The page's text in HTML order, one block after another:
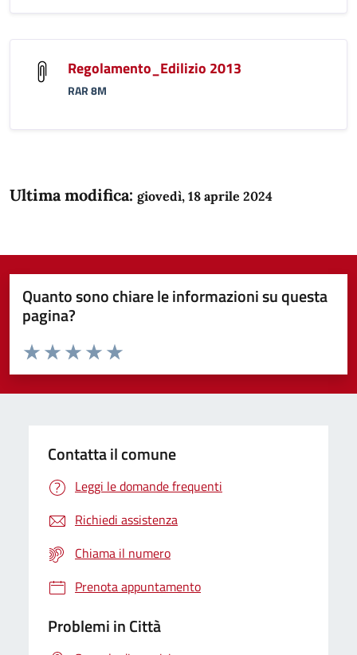
Regolamento_Edilizio 2013
RAR 8M
Ultima modifica: giovedì, 18 aprile 2024
Quanto sono chiare le informazioni su questa
pagina?
Domanda
Valuta da 1 a 5 stelle la pagina
Valuta 5 stelle su 5
Valuta 4 stelle su 5
Valuta 3 stelle su 5
Valuta 2 stelle su 5
Valuta 1 stelle su 5
Contatta il comune
Leggi le domande frequenti
Richiedi assistenza
Chiama il numero
Prenota appuntamento
Problemi in Città